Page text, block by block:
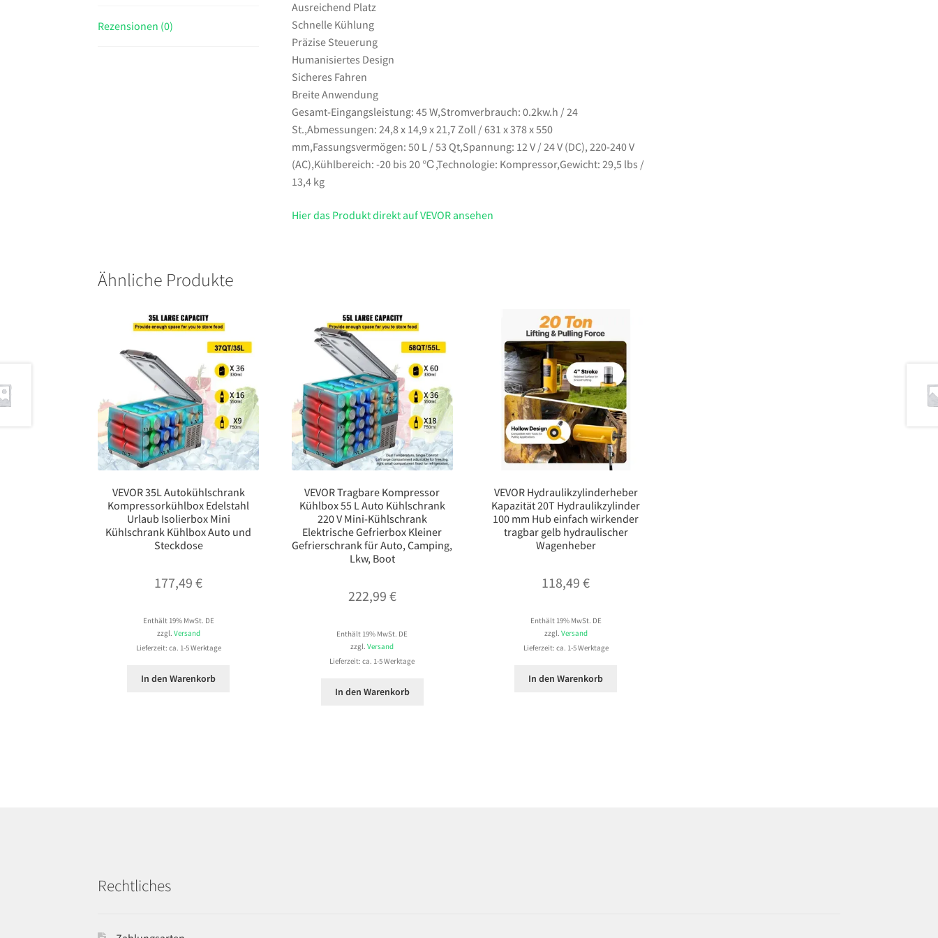
Rezensionen (0)
Ausreichend Platz
Schnelle Kühlung
Präzise Steuerung
Humanisiertes Design
Sicheres Fahren
Breite Anwendung
Gesamt-Eingangsleistung: 45 W,Stromverbrauch: 0.2kw.h / 24
St.,Abmessungen: 24,8 x 14,9 x 21,7 Zoll / 631 x 378 x 550
mm,Fassungsvermögen: 50 L / 53 Qt,Spannung: 12 V / 24 V (DC), 220-240 V
(AC),Kühlbereich: -20 bis 20 ℃,Technologie: Kompressor,Gewicht: 29,5 lbs /
13,4 kg
Hier das Produkt direkt auf VEVOR ansehen
Ähnliche Produkte
VEVOR 35L Autokühlschrank
Kompressorkühlbox Edelstahl
Urlaub Isolierbox Mini
Kühlschrank Kühlbox Auto und
Steckdose
177,49€
Enthält 19% MwSt. DE
zzgl. Versand
Lieferzeit: ca. 1-5 Werktage
In den Warenkorb
VEVOR Tragbare Kompressor
Kühlbox 55 L Auto Kühlschrank
220 V Mini-Kühlschrank
Elektrische Gefrierbox Kleiner
Gefrierschrank für Auto, Camping,
Lkw, Boot
222,99 €
Enthält 19% MwSt. DE
zzgl.Versand
Lieferzeit: ca. 1-5 Werktage
In den Warenkorb
VEVOR Hydraulikzylinderheber
Kapazität 20T Hydraulikzylinder
100 mm Hub einfach wirkender
tragbar gelb hydraulischer
Wagenheber
118,49€
Enthält 19% MwSt. DE
zzgl. Versand
Lieferzeit: ca. 1-5 Werktage
In den Warenkorb
Rechtliches